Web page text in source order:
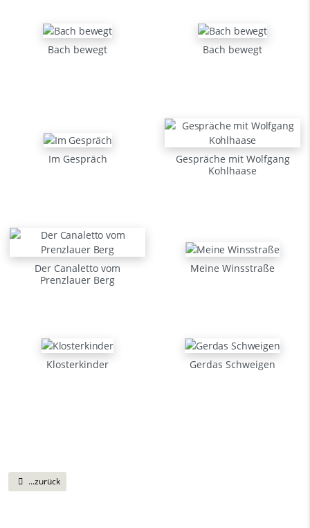
Bach bewegt Bach bewegt
Im Gespräch
Gespräche mit Wolfgang
Kohlhaase
Der Canaletto vom
Prenzlauer Berg
Meine Winsstraße
Klosterkinder Gerdas Schweigen
...zurück